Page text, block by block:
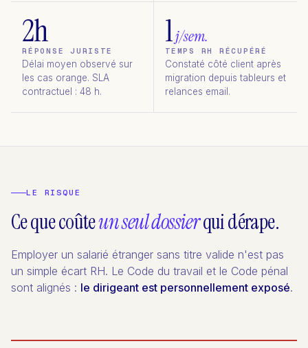
2h
RÉPONSE JURISTE
Délai moyen observé sur
les cas orange. SLA
contractuel : 48 h.
1j/sem.
TEMPS RH RÉCUPÉRÉ
Constaté côté client après
migration depuis tableurs et
relances email.
LE RISQUE
Ce que coûteun seul dossierqui dérape.
Employer un salarié étranger sans titre valide n'est pas
un simple écart RH. Le Code du travail et le Code pénal
sont alignés : le dirigeant est personnellement exposé.